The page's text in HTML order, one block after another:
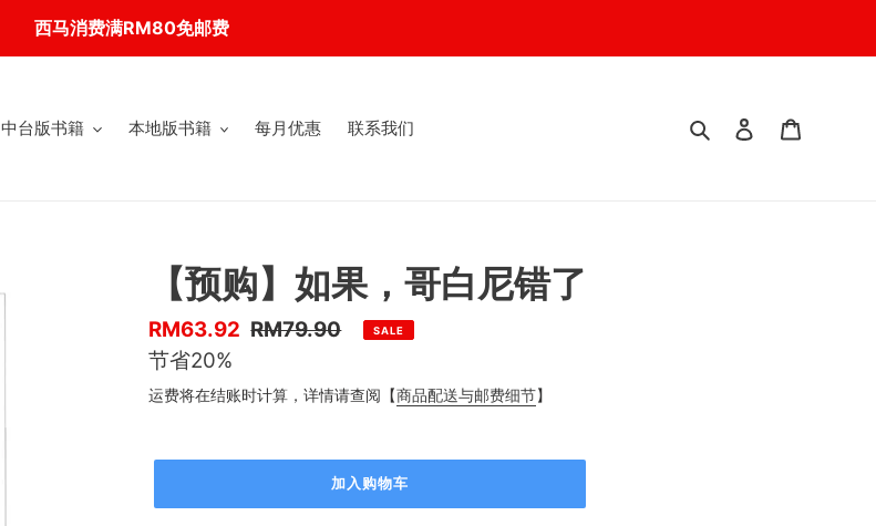
西马消费满RM80免邮费
中台版书籍 本地版书籍 每月优惠 联系我们 搜索 登入
【预购】如果，哥白尼错了
优
惠
价
RM63.92 售
RM79.90 SALE
节省20%
运费将在结账时计算，详情请查阅【商品配送与邮费细节】
加入购物车